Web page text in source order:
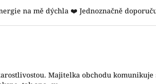
na mě dýchla ❤️ Jednoznačně
Majitelka obchodu